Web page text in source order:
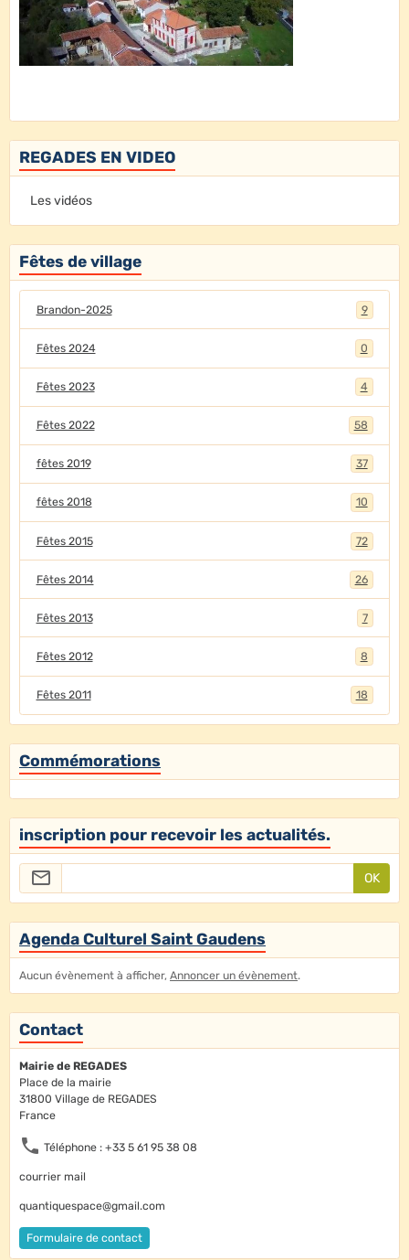
REGADES EN VIDEO
Les vidéos
Fêtes de village
Brandon-2025 9
Fêtes 2024 0
Fêtes 2023 4
Fêtes 2022 58
fêtes 2019 37
fêtes 2018 10
Fêtes 2015 72
Fêtes 2014 26
Fêtes 2013 7
Fêtes 2012 8
Fêtes 2011 18
Commémorations
inscription pour recevoir les actualités.
OK
Agenda Culturel Saint Gaudens
Aucun évènement à afficher, Annoncer un évènement.
Contact
Mairie de REGADES
Place de la mairie
31800 Village de REGADES
France
Téléphone : +33 5 61 95 38 08
courrier mail
quantiquespace@gmail.com
Formulaire de contact